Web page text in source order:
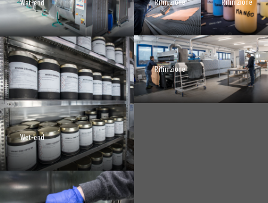
Wet-end
Wet-end
Rifinizione